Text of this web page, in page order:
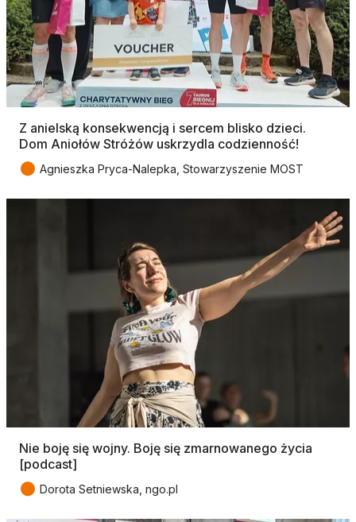
Z anielską konsekwencją i sercem blisko dzieci.
Dom Aniołów Stróżów uskrzydla codzienność!
● Agnieszka Pryca-Nalepka, Stowarzyszenie MOST
Nie boję się wojny. Boję się zmarnowanego życia
[podcast]
● Dorota Setniewska, ngo.pl